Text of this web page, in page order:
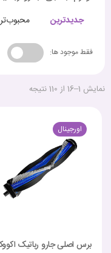
جدیدترین
فقط موجود ها:
نمایش 1–16 از 110 نتیجه
اورجینال
برس اصلی جارو رباتیک